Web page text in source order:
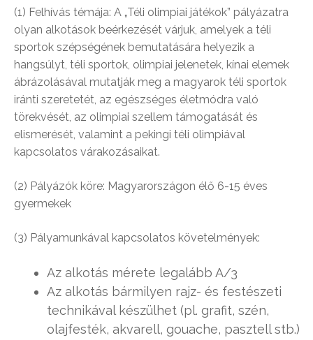
(1) Felhívás témája: A „Téli olimpiai játékok” pályázatra
olyan alkotások beérkezését várjuk, amelyek a téli
sportok szépségének bemutatására helyezik a
hangsúlyt, téli sportok, olimpiai jelenetek, kínai elemek
ábrázolásával mutatják meg a magyarok téli sportok
iránti szeretetét, az egészséges életmódra való
törekvését, az olimpiai szellem támogatását és
elismerését, valamint a pekingi téli olimpiával
kapcsolatos várakozásaikat.
(2) Pályázók köre: Magyarországon élő 6-15 éves
gyermekek
(3) Pályamunkával kapcsolatos követelmények:
Az alkotás mérete legalább A/3
Az alkotás bármilyen rajz- és festészeti
technikával készülhet (pl. grafit, szén,
olajfesték, akvarell, gouache, pasztell stb.)